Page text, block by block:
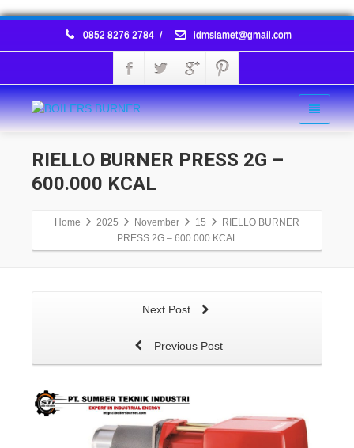
0852 8276 2784 / idmslamet@gmail.com
RIELLO BURNER PRESS 2G –
600.000 KCAL
Home 2025 November 15
RIELLO BURNER
PRESS 2G – 600.000 KCAL
Next Post
Previous Post